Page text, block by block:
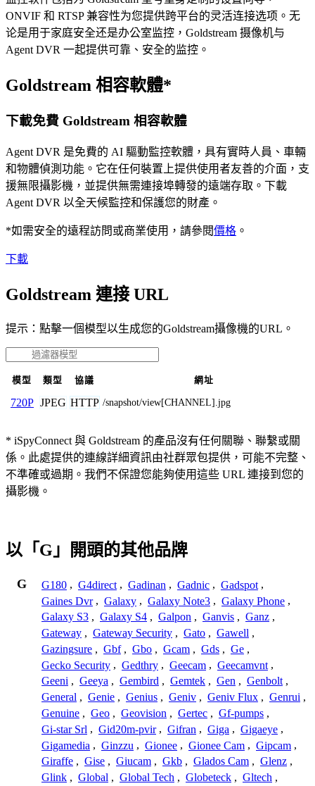
ONVIF 和 RTSP 兼容性为您提供跨平台的灵活连接选项。无
论是用于家庭安全还是办公室监控，Goldstream 摄像机与
Agent DVR 一起提供可靠、安全的监控。
Goldstream 相容軟體*
下載免費 Goldstream 相容軟體
Agent DVR 是免費的 AI 驅動監控軟體，具有實時人員、車輛
和物體偵測功能。它在任何裝置上提供使用者友善的介面，支
援無限攝影機，並提供無需連接埠轉發的遠端存取。下載
Agent DVR 以全天候監控和保護您的財產。
*如需安全的遠程訪問或商業使用，請參閱價格 。
下載
Goldstream 連接 URL
提示：點擊一個模型以生成您的Goldstream攝像機的URL。
模型 類型 協議 網址
720P JPEG HTTP /snapshot/view[CHANNEL].jpg
* iSpyConnect 與 Goldstream 的產品沒有任何關聯、聯繫或關
係。此處提供的連線詳細資訊由社群眾包提供，可能不完整、
不準確或過期。我們不保證您能夠使用這些 URL 連接到您的
攝影機。
以「G」開頭的其他品牌
G G180 , G4direct , Gadinan , Gadnic , Gadspot ,
Gaines Dvr , Galaxy , Galaxy Note3 , Galaxy Phone ,
Galaxy S3 , Galaxy S4 , Galpon , Ganvis , Ganz ,
Gateway , Gateway Security , Gato , Gawell ,
Gazingsure , Gbf , Gbo , Gcam , Gds , Ge ,
Gecko Security , Gedthry , Geecam , Geecamvnt ,
Geeni , Geeya , Gembird , Gemtek , Gen , Genbolt ,
General , Genie , Genius , Geniv , Geniv Flux , Genrui ,
Genuine , Geo , Geovision , Gertec , Gf-pumps ,
Gi-star Srl , Gid20m-pvir , Gifran , Giga , Gigaeye ,
Gigamedia , Ginzzu , Gionee , Gionee Cam , Gipcam ,
Giraffe , Gise , Giucam , Gkb , Glados Cam , Glenz ,
Glink , Global , Global Tech , Globeteck , Gltech ,